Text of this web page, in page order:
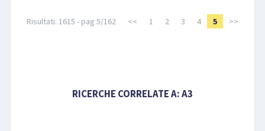
Risultati: 1615 - pag 5/162 << 1 2 3 4 5 >>
RICERCHE CORRELATE A:A3